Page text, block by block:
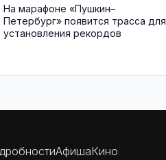
На марафоне «Пушкин–
Петербург» появится трасса для
установления рекордов
АфишаКино